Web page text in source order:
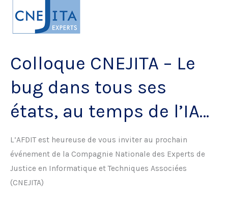
fourniture
numérique
Colloque CNEJITA – Le
bug dans tous ses
états, au temps de l’IA…
L’AFDIT est heureuse de vous inviter au prochain
événement de la Compagnie Nationale des Experts de
Justice en Informatique et Techniques Associées
(CNEJITA)